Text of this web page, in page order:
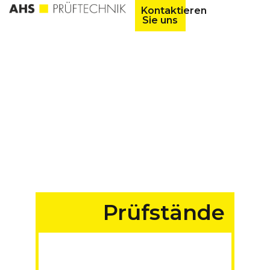
Kontaktieren
Sie uns
Prüfstände